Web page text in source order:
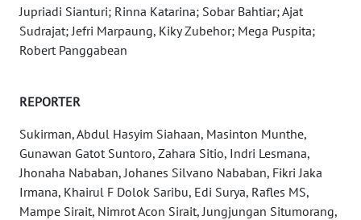
Jupriadi Sianturi; Rinna Katarina; Sobar Bahtiar; Ajat
Sudrajat; Jefri Marpaung, Kiky Zubehor; Mega Puspita;
Robert Panggabean
REPORTER
Sukirman, Abdul Hasyim Siahaan, Masinton Munthe,
Gunawan Gatot Suntoro, Zahara Sitio, Indri Lesmana,
Jhonaha Nababan, Johanes Silvano Nababan, Fikri Jaka
Irmana, Khairul F Dolok Saribu, Edi Surya, Rafles MS,
Mampe Sirait, Nimrot Acon Sirait, Jungjungan Situmorang,
SERAMBI
WN
WN
WN